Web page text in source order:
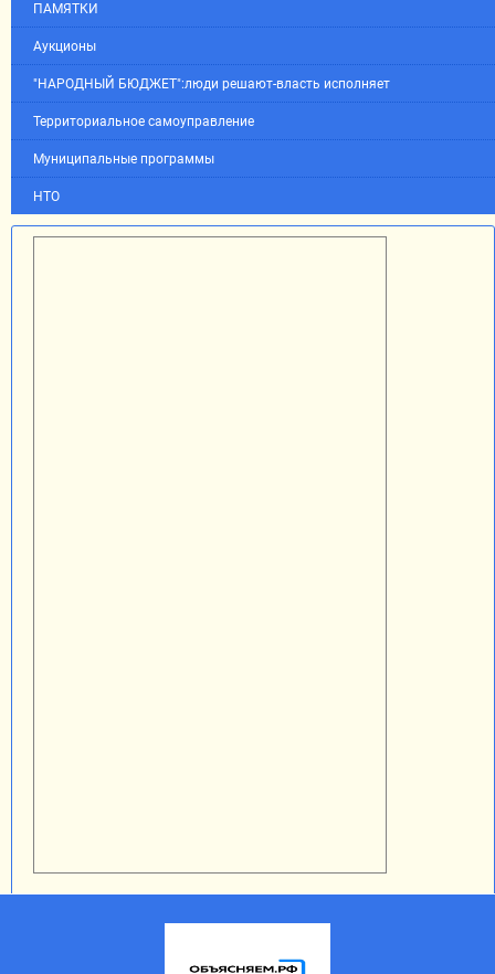
ПАМЯТКИ
Аукционы
"НАРОДНЫЙ БЮДЖЕТ":люди решают-власть исполняет
Территориальное самоуправление
Муниципальные программы
НТО